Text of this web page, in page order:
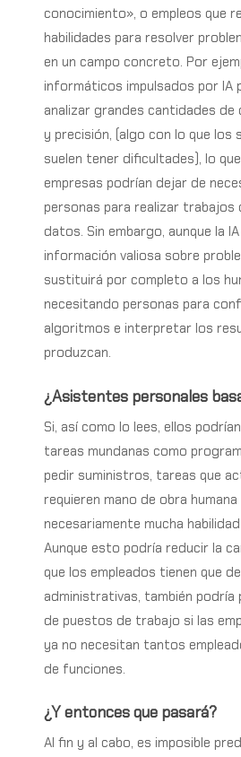
conocimiento», o empleos que
habilidades para resolver
en un campo concreto. Por
informáticos impulsados por IA
analizar grandes cantidades
y precisión, (algo con lo que los
suelen tener dificultades), lo
empresas podrían dejar de
personas para realizar trabajos
datos. Sin embargo, aunque la
información valiosa sobre
sustituirá por completo a los
necesitando personas para
algoritmos e interpretar los
produzcan.
¿Asistentes personales
Si, así como lo lees, ellos
tareas mundanas como
pedir suministros, tareas que
requieren mano de obra
necesariamente mucha
Aunque esto podría reducir la
que los empleados tienen que
administrativas, también podría
de puestos de trabajo si las
ya no necesitan tantos
de funciones.
¿Y entonces que pasará?
Al fin y al cabo, es imposible